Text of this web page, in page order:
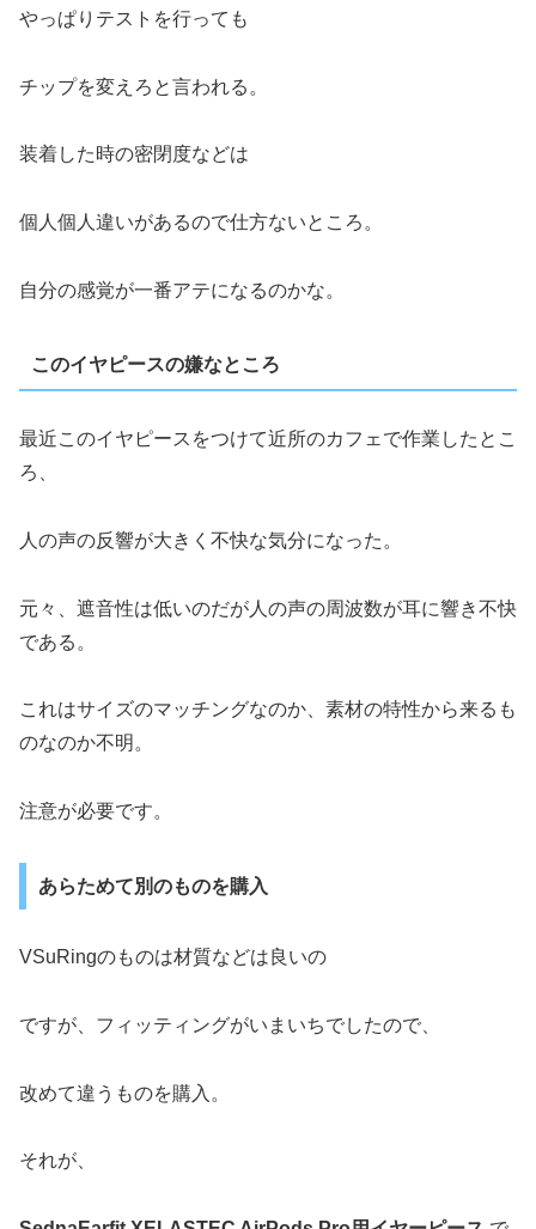
やっぱりテストを行っても
チップを変えろと言われる。
装着した時の密閉度などは
個人個人違いがあるので仕方ないところ。
自分の感覚が一番アテになるのかな。
このイヤピースの嫌なところ
最近このイヤピースをつけて近所のカフェで作業したとこ
ろ、
人の声の反響が大きく不快な気分になった。
元々、遮音性は低いのだが人の声の周波数が耳に響き不快
である。
これはサイズのマッチングなのか、素材の特性から来るも
のなのか不明。
注意が必要です。
あらためて別のものを購入
VSuRingのものは材質などは良いの
ですが、フィッティングがいまいちでしたので、
改めて違うものを購入。
それが、